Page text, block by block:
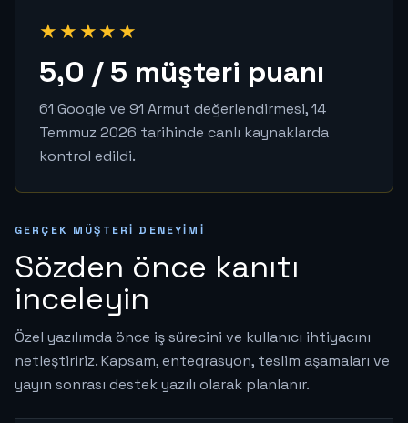
★★★★★
5,0 / 5 müşteri puanı
61 Google ve 91 Armut değerlendirmesi, 14
Temmuz 2026 tarihinde canlı kaynaklarda
kontrol edildi.
GERÇEK MÜŞTERI DENEYIMI
Sözden önce kanıtı
inceleyin
Özel yazılımda önce iş sürecini ve kullanıcı ihtiyacını
netleştiririz. Kapsam, entegrasyon, teslim aşamaları ve
yayın sonrası destek yazılı olarak planlanır.